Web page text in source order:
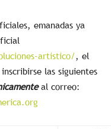
emanadas ya
artistico/, el
las siguientes
al correo: